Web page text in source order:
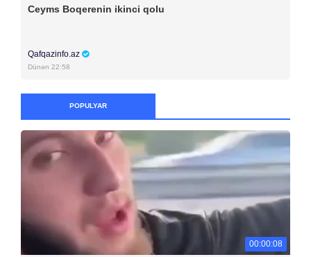
Ceyms Boqerenin ikinci qolu
Qafqazinfo.az
Dünən 22:58
POPULYAR
00:00:08